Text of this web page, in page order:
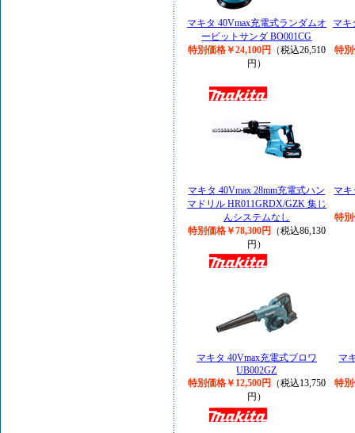
マキタ 40Vmax充電式ランダムオ
ービットサンダ BO001CG
特別価格￥24,100円
（税込26,510
円）
マキ
特
マキタ 40Vmax 28mm充電式ハン
マドリル HR011GRDX/GZK 集じ
んシステムなし
特別価格￥78,300円
（税込86,130
円）
マキ
特
マキタ 40Vmax充電式ブロワ
UB002GZ
特別価格￥12,500円
（税込13,750
円）
マ
特